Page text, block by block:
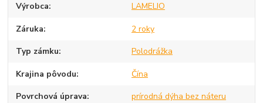
Výrobca LAMELIO
Záruka 2 roky
Typ zámku Polodrážka
Krajina pôvodu Čína
Povrchová úprava prírodná dýha bez náteru